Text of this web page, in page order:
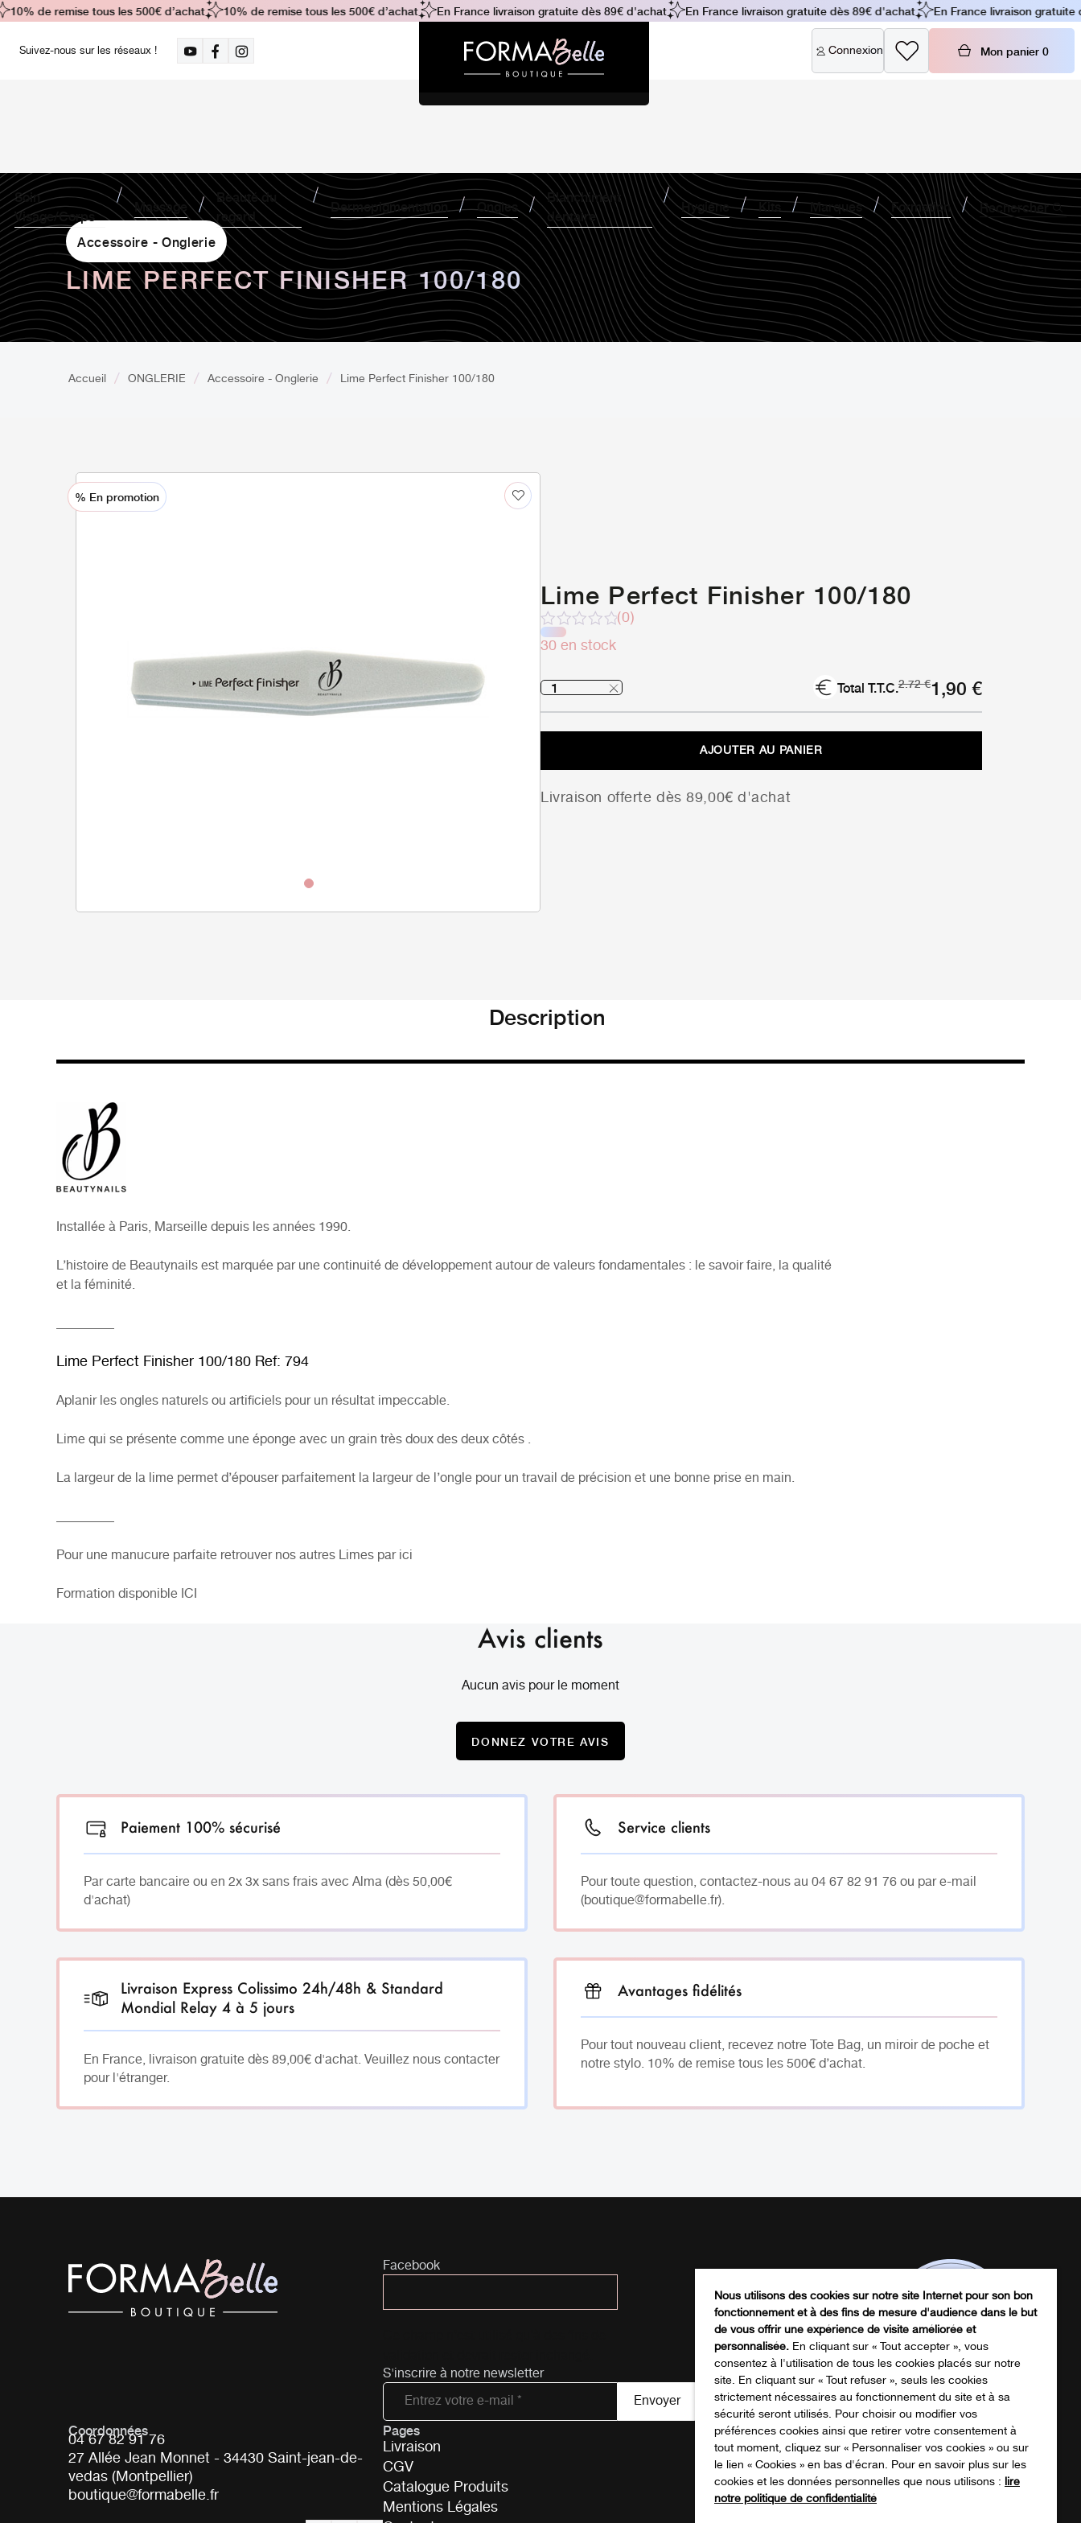
Suivez-nous sur les réseaux ! Connexion Mon panier 0
Soin
Visage/Corps
Massage
Beauté du
regard
Dermopigmentation Ongles
Blanchiment
dentaire
Hygiène Kits Marques Formation Rechercher
de remise tous les 500€ d’achat 10% de remise tous les 500€ d’achat En France livraison gratuite dès 89€ d'achat En France livraison gratuite dès 89€ d'achat En France livraison gratuite
Accessoire - Onglerie
LIME PERFECT FINISHER 100/180
Accueil ONGLERIE Accessoire - Onglerie Lime Perfect Finisher 100/180
% En promotion
Lime Perfect Finisher 100/180
Note
sur
(0)
30 en stock
Total T.T.C.2.72€Le
prix
initial
1,90 €Le
prix
actuel
AJOUTER AU PANIER
Livraison offerte dès 89,00€ d'achat
Description
Installée à Paris, Marseille depuis les années 1990.
L’histoire de Beautynails est marquée par une continuité de développement autour de valeurs fondamentales : le savoir faire, la qualité
et la féminité.
_________
Lime Perfect Finisher 100/180 Ref: 794
Aplanir les ongles naturels ou artificiels pour un résultat impeccable.
Lime qui se présente comme une éponge avec un grain très doux des deux côtés .
La largeur de la lime permet d’épouser parfaitement la largeur de l’ongle pour un travail de précision et une bonne prise en main.
_________
Pour une manucure parfaite retrouver nos autres Limes par ici
Formation disponible ICI
Avis clients
Aucun avis pour le moment
DONNEZ VOTRE AVIS
Paiement 100% sécurisé
Par carte bancaire ou en 2x 3x sans frais avec Alma (dès 50,00€
d'achat)
Service clients
Pour toute question, contactez-nous au 04 67 82 91 76 ou par e-mail
(boutique@formabelle.fr).
Livraison Express Colissimo 24h/48h & Standard
Mondial Relay 4 à 5 jours
En France, livraison gratuite dès 89,00€ d'achat. Veuillez nous contacter
pour l'étranger.
Avantages fidélités
Pour tout nouveau client, recevez notre Tote Bag, un miroir de poche et
notre stylo. 10% de remise tous les 500€ d’achat.
Facebook
S'inscrire à notre newsletter
Coordonnées
04 67 82 91 76
27 Allée Jean Monnet - 34430 Saint-jean-de-
vedas (Montpellier)
boutique@formabelle.fr
Pages
Livraison
CGV
Catalogue Produits
Mentions Légales
Télécharger notre catalogue produits
NOTRE CATALOGUE
Nous utilisons des cookies sur notre site Internet pour son bon
fonctionnement et à des fins de mesure d'audience dans le but
de vous offrir une expérience de visite améliorée et
personnalisée. En cliquant sur « Tout accepter », vous
consentez à l'utilisation de tous les cookies placés sur notre
site. En cliquant sur « Tout refuser », seuls les cookies
strictement nécessaires au fonctionnement du site et à sa
sécurité seront utilisés. Pour choisir ou modifier vos
préférences cookies ainsi que retirer votre consentement à
tout moment, cliquez sur « Personnaliser vos cookies » ou sur
le lien « Cookies » en bas d'écran. Pour en savoir plus sur les
cookies et les données personnelles que nous utilisons : lire
notre politique de confidentialité